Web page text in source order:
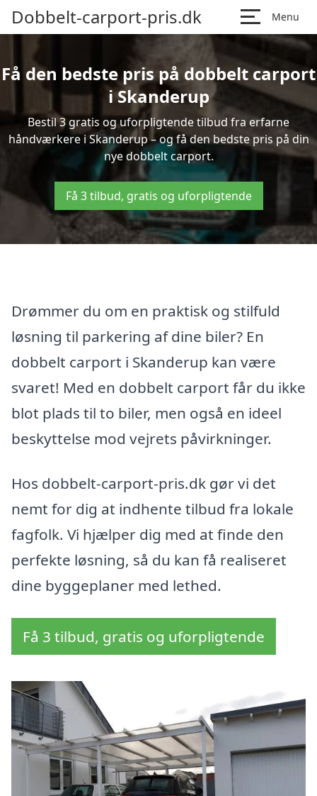
Dobbelt-carport-pris.dk Menu
Få den bedste pris på dobbelt carport
i Skanderup
Bestil 3 gratis og uforpligtende tilbud fra erfarne
håndværkere i Skanderup – og få den bedste pris på din
nye dobbelt carport.
Få 3 tilbud, gratis og uforpligtende
Drømmer du om en praktisk og stilfuld
løsning til parkering af dine biler? En
dobbelt carport i Skanderup kan være
svaret! Med en dobbelt carport får du ikke
blot plads til to biler, men også en ideel
beskyttelse mod vejrets påvirkninger.
Hos dobbelt-carport-pris.dk gør vi det
nemt for dig at indhente tilbud fra lokale
fagfolk. Vi hjælper dig med at finde den
perfekte løsning, så du kan få realiseret
dine byggeplaner med lethed.
Få 3 tilbud, gratis og uforpligtende